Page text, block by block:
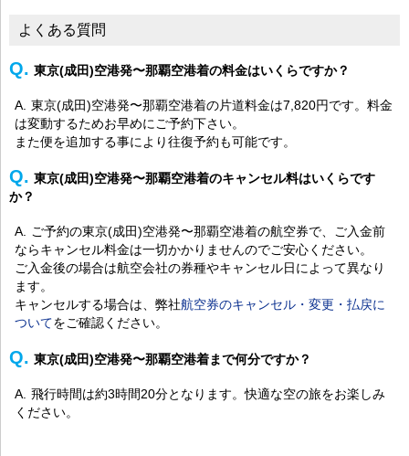
よくある質問
東京(成田)空港発〜那覇空港着の料金はいくらですか？
東京(成田)空港発〜那覇空港着の片道料金は7,820円です。料金
は変動するためお早めにご予約下さい。
また便を追加する事により往復予約も可能です。
東京(成田)空港発〜那覇空港着のキャンセル料はいくらです
か？
ご予約の東京(成田)空港発〜那覇空港着の航空券で、ご入金前
ならキャンセル料金は一切かかりませんのでご安心ください。
ご入金後の場合は航空会社の券種やキャンセル日によって異なり
ます。
キャンセルする場合は、弊社航空券のキャンセル・変更・払戻に
ついてをご確認ください。
東京(成田)空港発〜那覇空港着まで何分ですか？
飛行時間は約3時間20分となります。快適な空の旅をお楽しみ
ください。